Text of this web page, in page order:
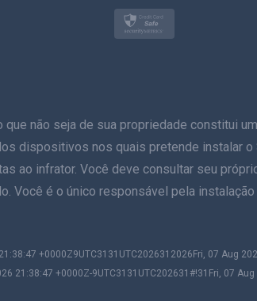
Türkçe
Nórdico
Dansk
que não seja de sua propriedade constitui
dispositivos nos quais pretende instalar o
ao infrator. Você deve consultar seu
Você é o único responsável pela instalação
+0000Z9UTC3131UTC2026312026Fri, 07 Aug
21:38:47 +0000Z-9UTC3131UTC202631#!31Fri, 07